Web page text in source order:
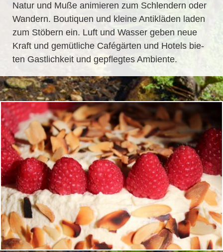
Na­tur und Muße ani­mie­ren zum Schlen­dern oder
Wan­dern. Bou­ti­quen und klei­ne An­tik­lä­den la­den
zum Stö­bern ein. Luft und Was­ser ge­ben neue
Kraft und ge­müt­li­che Ca­fé­gär­ten und Ho­tels bie­
ten Gast­lich­keit und ge­pfleg­tes Ambiente.